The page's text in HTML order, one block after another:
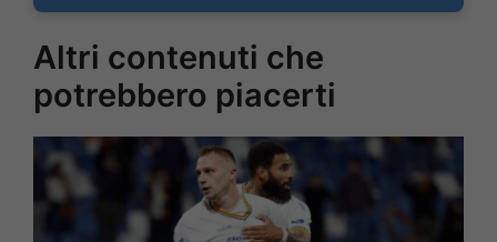
Altri contenuti che
potrebbero piacerti